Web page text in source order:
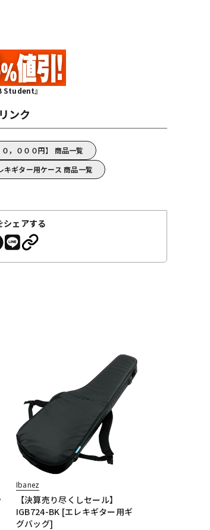
Student』
ンク
，０００円】 商品一覧
ギター用ケース 商品一覧
シェアする
Ibanez
【決算売り尽くしセール】
IGB724-BK [エレキギター用ギ
グバッグ]